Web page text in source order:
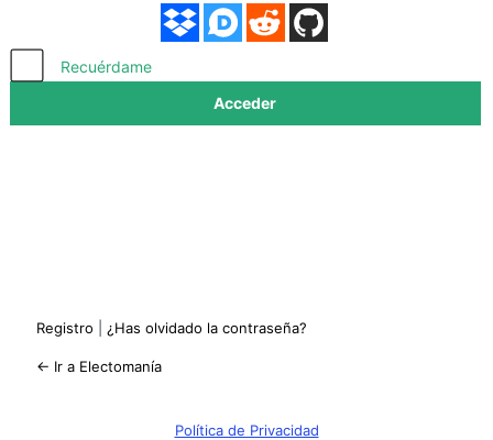
Recuérdame
Registro ¿Has olvidado la contraseña?
← Ir a Electomanía
Política de Privacidad